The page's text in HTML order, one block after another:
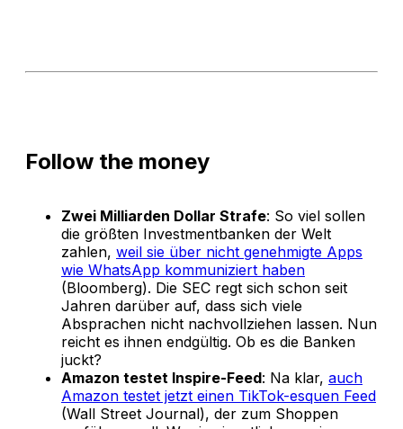
Follow the money
Zwei Milliarden Dollar Strafe: So viel sollen
die größten Investmentbanken der Welt
zahlen, weil sie über nicht genehmigte Apps
wie WhatsApp kommuniziert haben
(Bloomberg). Die SEC regt sich schon seit
Jahren darüber auf, dass sich viele
Absprachen nicht nachvollziehen lassen. Nun
reicht es ihnen endgültig. Ob es die Banken
juckt?
Amazon testet Inspire-Feed: Na klar, auch
Amazon testet jetzt einen TikTok-esquen Feed
(Wall Street Journal), der zum Shoppen